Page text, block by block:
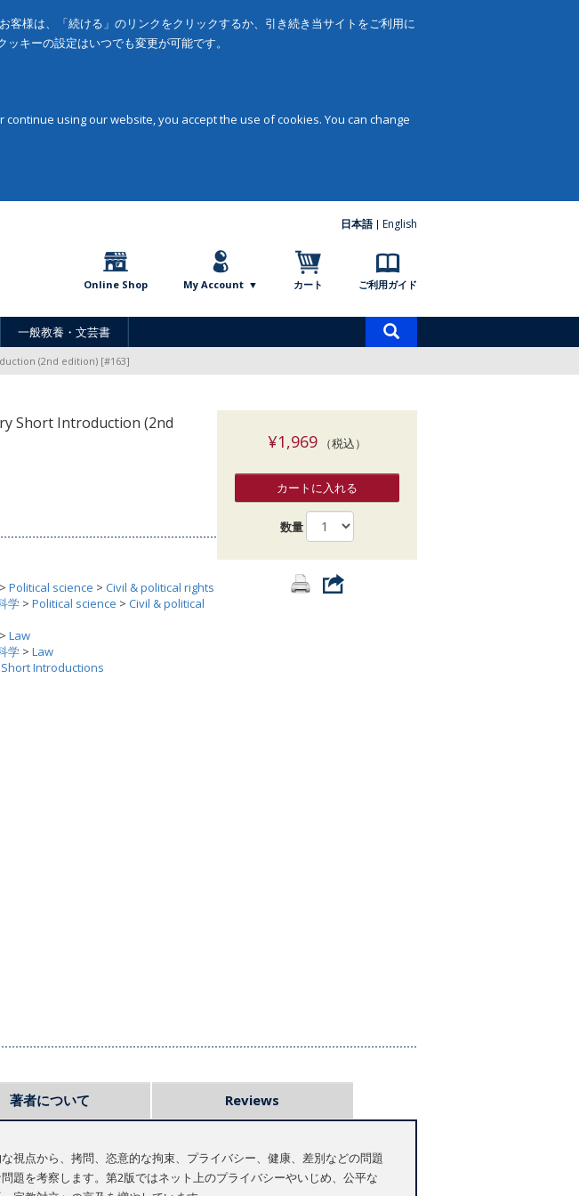
様は、「続ける」のリンクをクリックするか、引き続き当サイトをご利用に
キーの設定はいつでも変更が可能です。
using our website, you accept the use of cookies. You can change
日本語 English
Online Shop My Account カート ご利用ガイド
一般教養・文芸書
索
(2nd edition) [#163]
Short Introduction (2nd
> Political science > Civil & political rights
学 > Political science > Civil & political
> Law
学 > Law
Introductions
¥1,969（税込）
カートに入れる
数量
著者について Reviews
視点から、拷問、恣意的な拘束、プライバシー、健康、差別などの問題
題を考察します。第2版ではネット上のプライバシーやいじめ、公平な